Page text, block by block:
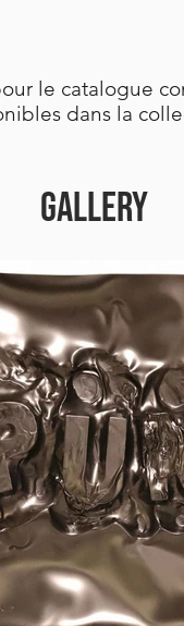
le catalogue
dans la
GALLERY